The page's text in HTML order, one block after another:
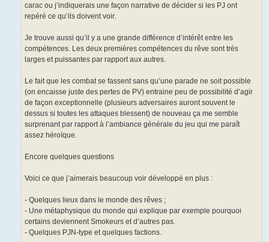
carac ou j’indiquerais une façon narrative de décider si les PJ ont
repéré ce qu’ils doivent voir.
Je trouve aussi qu’il y a une grande différence d’intérêt entre les
compétences. Les deux premières compétences du rêve sont très
larges et puissantes par rapport aux autres.
Le fait que les combat se fassent sans qu’une parade ne soit possible
(on encaisse juste des pertes de PV) entraine peu de possibilité d’agir
de façon exceptionnelle (plusieurs adversaires auront souvent le
dessus si toutes les attaques blessent) de nouveau ça me semble
surprenant par rapport à l’ambiance générale du jeu qui me paraît
assez héroïque.
Encore quelques questions
Voici ce que j’aimerais beaucoup voir développé en plus :
- Quelques lieux dans le monde des rêves ;
- Une métaphysique du monde qui explique par exemple pourquoi
certains deviennent Smokeurs et d’autres pas.
- Quelques PJN-type et quelques factions.